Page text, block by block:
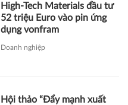
High-Tech Materials đầu tư
52 triệu Euro vào pin ứng
dụng vonfram
Doanh nghiệp
Hội thảo “Đẩy mạnh xuất